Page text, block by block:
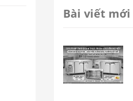
wishlist
Bài viết mới